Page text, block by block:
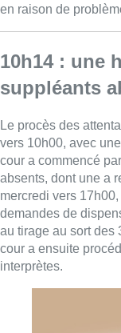
en raison de
10h14 : une
suppléants
Le procès des
vers 10h00, avec
cour a commencé
absents, dont une a
mercredi vers
demandes de
au tirage au sort des
cour a ensuite
interprètes.